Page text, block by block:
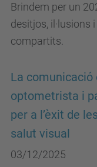
Brindem per un
desitjos, il·lusions
compartits.
La
optometrista i
per a l’èxit de
salut visual
03/12/2025